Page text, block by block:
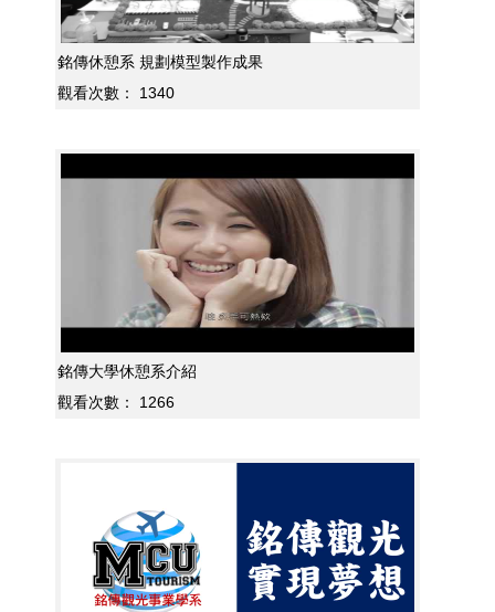
銘傳休憩系 規劃模型製作成果
觀看次數：
1340
銘傳大學休憩系介紹
觀看次數：
1266